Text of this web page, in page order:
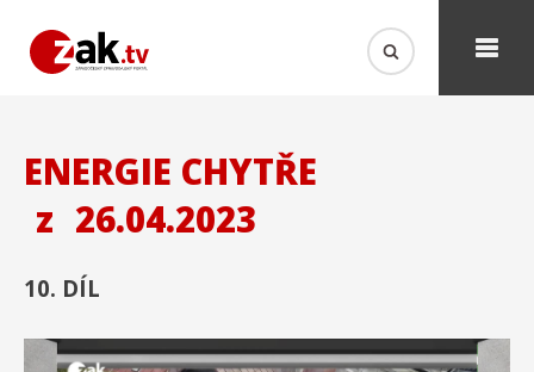
ENERGIE CHYTŘE
z 26.04.2023
10. DÍL